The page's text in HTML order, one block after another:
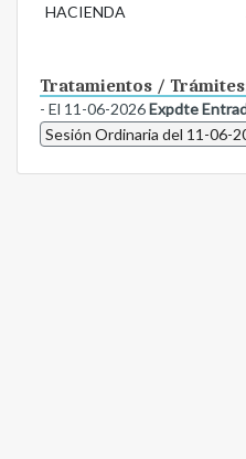
HACIENDA
Tratamientos /
- El 11-06-2026Expdte
Sesión Ordinaria del 11-06-